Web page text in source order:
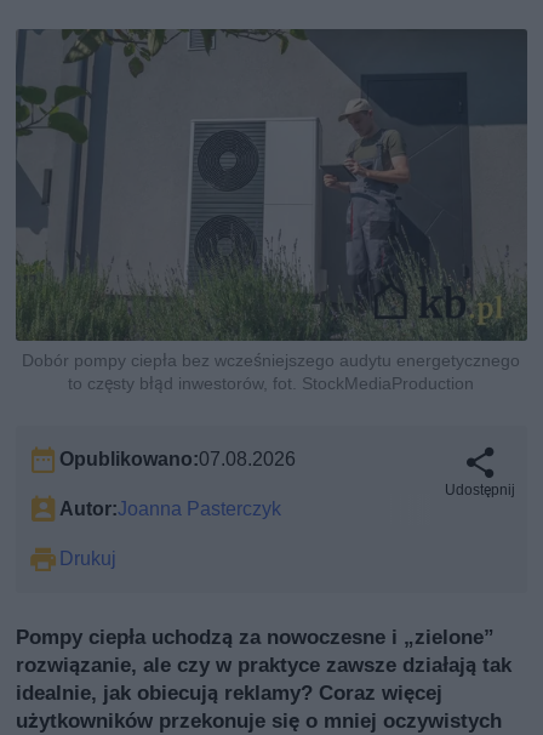
Dobór pompy ciepła bez wcześniejszego audytu energetycznego
to częsty błąd inwestorów, fot. StockMediaProduction
Opublikowano:07.08.2026
Autor:Joanna Pasterczyk
Drukuj
Udostępnij
Pompy ciepła uchodzą za nowoczesne i „zielone”
rozwiązanie, ale czy w praktyce zawsze działają tak
idealnie, jak obiecują reklamy? Coraz więcej
użytkowników przekonuje się o mniej oczywistych